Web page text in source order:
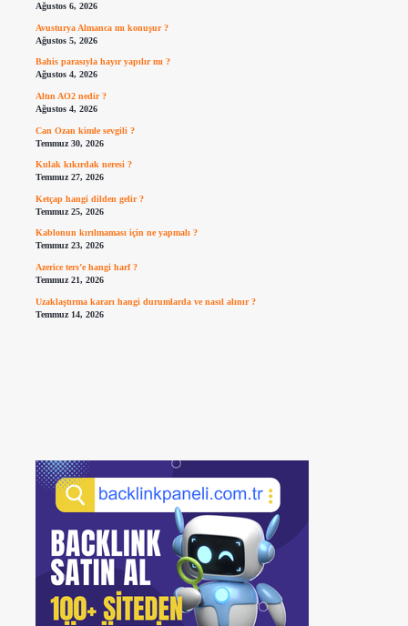
Ağustos 6, 2026
Avusturya Almanca mı konuşur ?
Ağustos 5, 2026
Bahis parasıyla hayır yapılır mı ?
Ağustos 4, 2026
Altın AO2 nedir ?
Ağustos 4, 2026
Can Ozan kimle sevgili ?
Temmuz 30, 2026
Kulak kıkırdak neresi ?
Temmuz 27, 2026
Ketçap hangi dilden gelir ?
Temmuz 25, 2026
Kablonun kırılmaması için ne yapmalı ?
Temmuz 23, 2026
Azerice ters’e hangi harf ?
Temmuz 21, 2026
Uzaklaştırma kararı hangi durumlarda ve nasıl alınır ?
Temmuz 14, 2026